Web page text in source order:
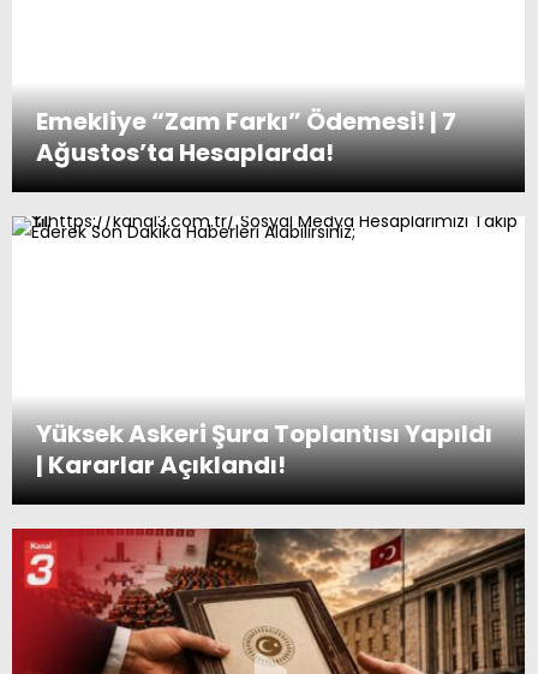
Emekliye “Zam Farkı” Ödemesi! | 7
Ağustos’ta Hesaplarda!
Yüksek Askeri Şura Toplantısı Yapıldı
| Kararlar Açıklandı!